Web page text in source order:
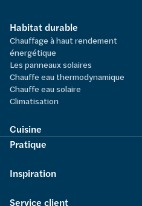
Habitat durable
Chauffage à haut rendement
énergétique
Les panneaux solaires
Chauffe eau thermodynamique
Chauffe eau solaire
Climatisation
Cuisine
Pratique
Inspiration
Service client